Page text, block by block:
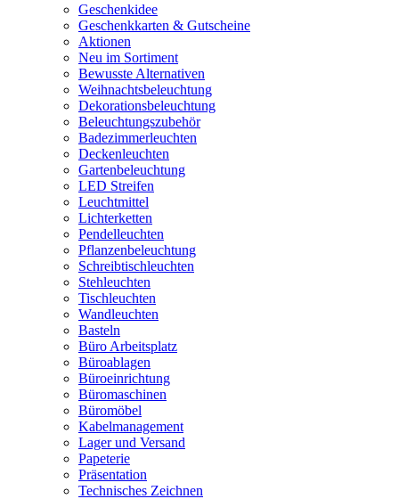
Geschenkidee
Geschenkkarten & Gutscheine
Aktionen
Neu im Sortiment
Bewusste Alternativen
Weihnachtsbeleuchtung
Dekorationsbeleuchtung
Beleuchtungszubehör
Badezimmerleuchten
Deckenleuchten
Gartenbeleuchtung
LED Streifen
Leuchtmittel
Lichterketten
Pendelleuchten
Pflanzenbeleuchtung
Schreibtischleuchten
Stehleuchten
Tischleuchten
Wandleuchten
Basteln
Büro Arbeitsplatz
Büroablagen
Büroeinrichtung
Büromaschinen
Büromöbel
Kabelmanagement
Lager und Versand
Papeterie
Präsentation
Technisches Zeichnen